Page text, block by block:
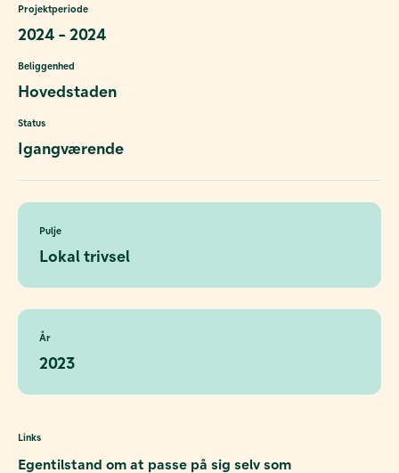
Projektperiode
2024 - 2024
Beliggenhed
Hovedstaden
Status
Igangværende
Pulje
Lokal trivsel
År
2023
Links
Egentilstand om at passe på sig selv som